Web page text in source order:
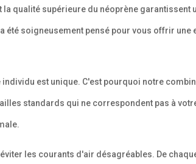
qualité supérieure du néoprène garantissent
été soigneusement pensé pour vous offrir une
est unique. C'est pourquoi notre
standards qui ne correspondent pas à
les courants d'air désagréables. De